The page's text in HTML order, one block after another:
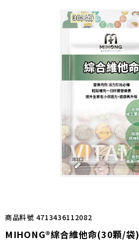
商品料號 4713436112082
MIHONG®綜合維他命(30顆/袋)